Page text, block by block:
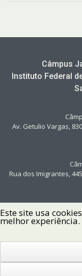
Câmpus
Instituto Federal
Av. Getulio Vargas,
Rua dos Imigrantes,
Copyright ©
Este site usa
melhor experiência.